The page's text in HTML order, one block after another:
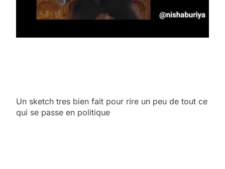
Un sketch tres bien fait pour rire un peu de tout ce
qui se passe en politique